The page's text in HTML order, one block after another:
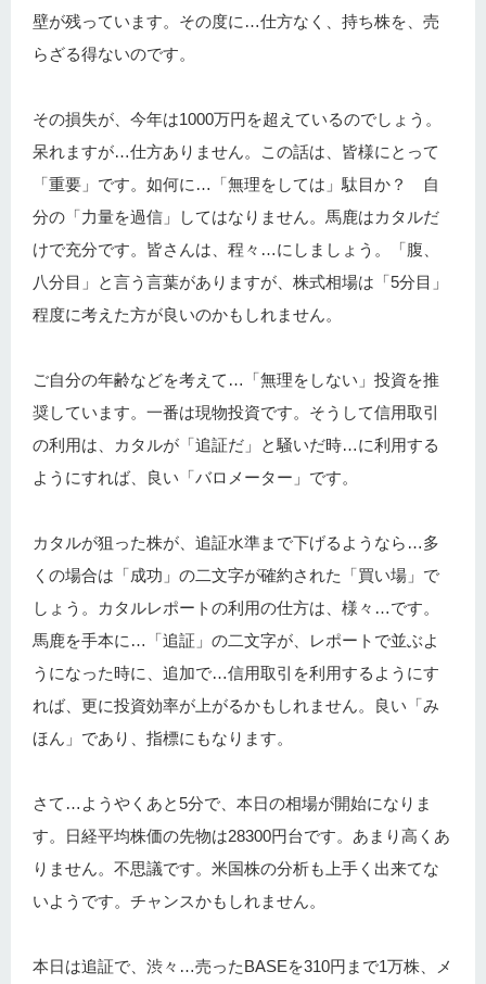
壁が残っています。その度に…仕方なく、持ち株を、売
らざる得ないのです。
その損失が、今年は1000万円を超えているのでしょう。
呆れますが…仕方ありません。この話は、皆様にとって
「重要」です。如何に…「無理をしては」駄目か？ 自
分の「力量を過信」してはなりません。馬鹿はカタルだ
けで充分です。皆さんは、程々…にしましょう。「腹、
八分目」と言う言葉がありますが、株式相場は「5分目」
程度に考えた方が良いのかもしれません。
ご自分の年齢などを考えて…「無理をしない」投資を推
奨しています。一番は現物投資です。そうして信用取引
の利用は、カタルが「追証だ」と騒いだ時…に利用する
ようにすれば、良い「バロメーター」です。
カタルが狙った株が、追証水準まで下げるようなら…多
くの場合は「成功」の二文字が確約された「買い場」で
しょう。カタルレポートの利用の仕方は、様々…です。
馬鹿を手本に…「追証」の二文字が、レポートで並ぶよ
うになった時に、追加で…信用取引を利用するようにす
れば、更に投資効率が上がるかもしれません。良い「み
ほん」であり、指標にもなります。
さて…ようやくあと5分で、本日の相場が開始になりま
す。日経平均株価の先物は28300円台です。あまり高くあ
りません。不思議です。米国株の分析も上手く出来てな
いようです。チャンスかもしれません。
本日は追証で、渋々…売ったBASEを310円まで1万株、メ